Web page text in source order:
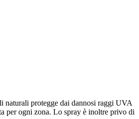
naturali protegge dai dannosi raggi UVA
per ogni zona. Lo spray è inoltre privo di